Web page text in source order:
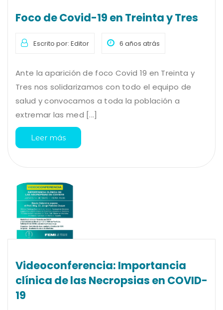
Foco de Covid-19 en Treinta y Tres
Escrito por: Editor 6 años atrás
Ante la aparición de foco Covid 19 en Treinta y
Tres nos solidarizamos con todo el equipo de
salud y convocamos a toda la población a
extremar las med [...]
Leer más
Videoconferencia: Importancia
clínica de las Necropsias en COVID-
19